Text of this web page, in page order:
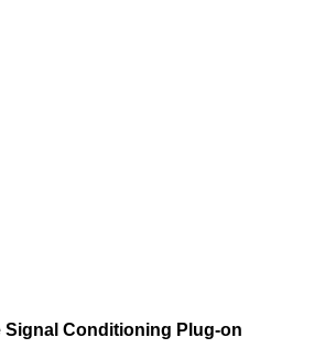
Signal Conditioning Plug-on